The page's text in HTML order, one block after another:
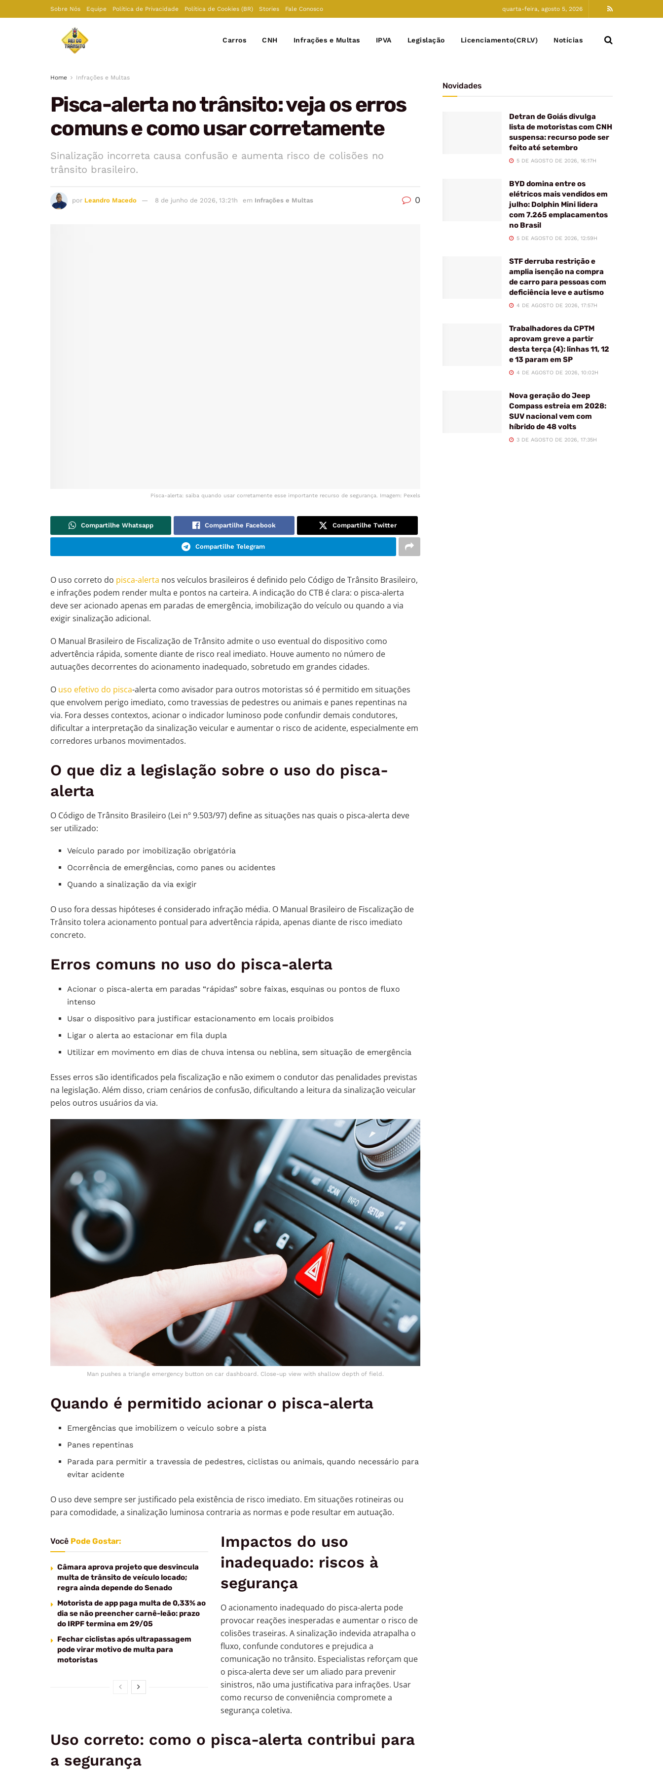
Sobre Nós Equipe Política de Privacidade Política de Cookies (BR) Stories Fale Conosco quarta-feira, agosto 5, 2026
Carros CNH Infrações e Multas IPVA Legislação Licenciamento(CRLV) Notícias
Home Infrações e Multas
Pisca-alerta no trânsito: veja os erros
comuns e como usar corretamente
Sinalização incorreta causa confusão e aumenta risco de colisões no
trânsito brasileiro.
por Leandro Macedo 8 de junho de 2026, 13:21h em Infrações e Multas 0
Pisca-alerta: saiba quando usar corretamente esse importante recurso de segurança. Imagem: Pexels
Compartilhe Whatsapp Compartilhe Facebook Compartilhe Twitter
Compartilhe Telegram
O uso correto do pisca-alerta nos veículos brasileiros é definido pelo Código de Trânsito Brasileiro,
e infrações podem render multa e pontos na carteira. A indicação do CTB é clara: o pisca-alerta
deve ser acionado apenas em paradas de emergência, imobilização do veículo ou quando a via
exigir sinalização adicional.
O Manual Brasileiro de Fiscalização de Trânsito admite o uso eventual do dispositivo como
advertência rápida, somente diante de risco real imediato. Houve aumento no número de
autuações decorrentes do acionamento inadequado, sobretudo em grandes cidades.
O uso efetivo do pisca-alerta como avisador para outros motoristas só é permitido em situações
que envolvem perigo imediato, como travessias de pedestres ou animais e panes repentinas na
via. Fora desses contextos, acionar o indicador luminoso pode confundir demais condutores,
dificultar a interpretação da sinalização veicular e aumentar o risco de acidente, especialmente em
corredores urbanos movimentados.
O que diz a legislação sobre o uso do pisca-
alerta
O Código de Trânsito Brasileiro (Lei nº 9.503/97) define as situações nas quais o pisca-alerta deve
ser utilizado:
Veículo parado por imobilização obrigatória
Ocorrência de emergências, como panes ou acidentes
Quando a sinalização da via exigir
O uso fora dessas hipóteses é considerado infração média. O Manual Brasileiro de Fiscalização de
Trânsito tolera acionamento pontual para advertência rápida, apenas diante de risco imediato
concreto.
Erros comuns no uso do pisca-alerta
Acionar o pisca-alerta em paradas “rápidas” sobre faixas, esquinas ou pontos de fluxo
intenso
Usar o dispositivo para justificar estacionamento em locais proibidos
Ligar o alerta ao estacionar em fila dupla
Utilizar em movimento em dias de chuva intensa ou neblina, sem situação de emergência
Esses erros são identificados pela fiscalização e não eximem o condutor das penalidades previstas
na legislação. Além disso, criam cenários de confusão, dificultando a leitura da sinalização veicular
pelos outros usuários da via.
Man pushes a triangle emergency button on car dashboard. Close-up view with shallow depth of field.
Quando é permitido acionar o pisca-alerta
Emergências que imobilizem o veículo sobre a pista
Panes repentinas
Parada para permitir a travessia de pedestres, ciclistas ou animais, quando necessário para
evitar acidente
O uso deve sempre ser justificado pela existência de risco imediato. Em situações rotineiras ou
para comodidade, a sinalização luminosa contraria as normas e pode resultar em autuação.
Você Pode Gostar:
Câmara aprova projeto que desvincula
multa de trânsito de veículo locado;
regra ainda depende do Senado
Motorista de app paga multa de 0,33% ao
dia se não preencher carnê-leão: prazo
do IRPF termina em 29/05
Fechar ciclistas após ultrapassagem
pode virar motivo de multa para
motoristas
Impactos do uso
inadequado: riscos à
segurança
O acionamento inadequado do pisca-alerta pode
provocar reações inesperadas e aumentar o risco de
colisões traseiras. A sinalização indevida atrapalha o
fluxo, confunde condutores e prejudica a
comunicação no trânsito. Especialistas reforçam que
o pisca-alerta deve ser um aliado para prevenir
sinistros, não uma justificativa para infrações. Usar
como recurso de conveniência compromete a
segurança coletiva.
Uso correto: como o pisca-alerta contribui para
a segurança
Novidades
Detran de Goiás divulga
lista de motoristas com CNH
suspensa: recurso pode ser
feito até setembro
5 DE AGOSTO DE 2026, 16:17H
BYD domina entre os
elétricos mais vendidos em
julho: Dolphin Mini lidera
com 7.265 emplacamentos
no Brasil
5 DE AGOSTO DE 2026, 12:59H
STF derruba restrição e
amplia isenção na compra
de carro para pessoas com
deficiência leve e autismo
4 DE AGOSTO DE 2026, 17:57H
Trabalhadores da CPTM
aprovam greve a partir
desta terça (4): linhas 11, 12
e 13 param em SP
4 DE AGOSTO DE 2026, 10:02H
Nova geração do Jeep
Compass estreia em 2028:
SUV nacional vem com
híbrido de 48 volts
3 DE AGOSTO DE 2026, 17:35H